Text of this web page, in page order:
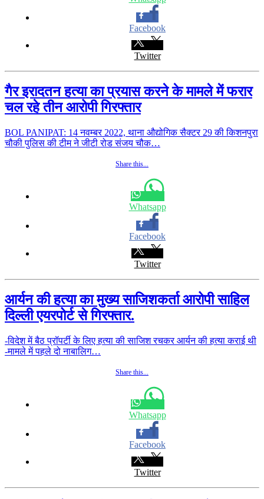
Facebook
Twitter
गैर इरादतन हत्या का प्रयास करने के मामले में फरार
चल रहे तीन आरोपी गिरफ्तार
BOL PANIPAT: 14 नवम्बर 2022, थाना औद्योगिक सैक्टर 29 की किशनपुरा
चौकी पुलिस की टीम ने जीटी रोड संजय चौक…
Share this...
Whatsapp
Facebook
Twitter
आर्यन की हत्या का मुख्य साजिशकर्ता आरोपी साहिल
दिल्ली एयरपोर्ट से गिरफ्तार.
-विदेश में बैठ प्रॉपर्टी के लिए हत्या की साजिश रचकर आर्यन की हत्या कराई थी
-मामले में पहले दो नाबालिग…
Share this...
Whatsapp
Facebook
Twitter